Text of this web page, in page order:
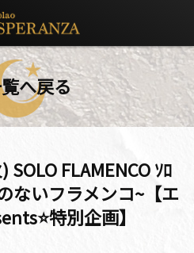
へ戻る
FLAMENCO ｿﾛ
ないフラメンコ~【エ
特別企画】